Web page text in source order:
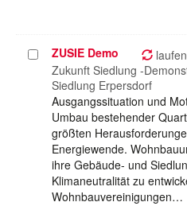
Projekt
auswählen
ZUSIE Demo
Zukunft Siedlung -
Siedlung Erpersdorf
Ausgangssituation und
Umbau bestehender
größten
Energiewende.
ihre Gebäude- und
Klimaneutralität zu
Wohnbauvereinigungen…